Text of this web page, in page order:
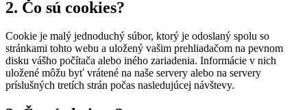
2. Čo sú cookies?
Cookie je malý jednoduchý súbor, ktorý je odoslaný spolu so
stránkami tohto webu a uložený vašim prehliadačom na pevnom
disku vášho počítača alebo iného zariadenia. Informácie v nich
uložené môžu byť vrátené na naše servery alebo na servery
príslušných tretích strán počas nasledujúcej návštevy.